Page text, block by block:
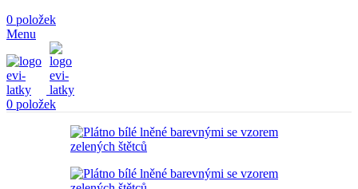
0 položek
Menu
0 položek